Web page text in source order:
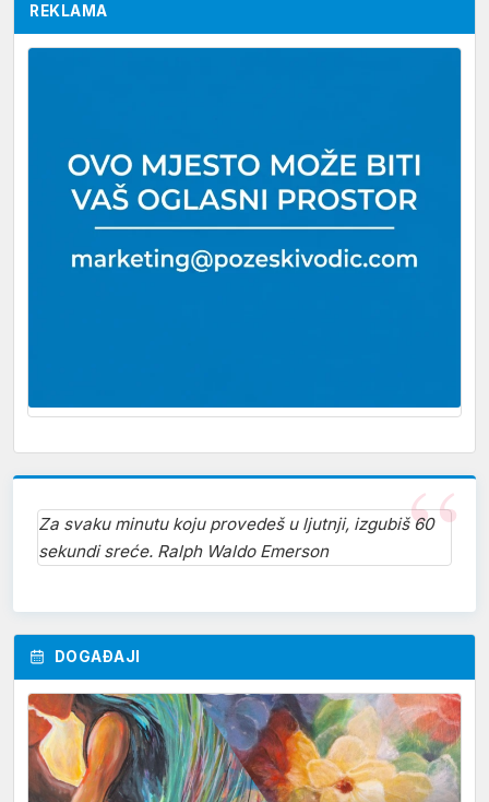
REKLAMA
Za svaku minutu koju provedeš u ljutnji, izgubiš 60
sekundi sreće. Ralph Waldo Emerson
DOGAĐAJI